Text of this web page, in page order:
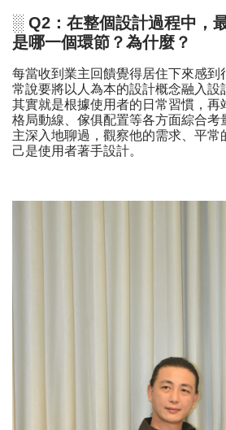
░ Q2：在整個設計過程中，
是哪一個環節？為什麼？
每當收到業主回饋覺得居住下來感到
常說要將以人為本的設計概念融入設
其實就是根據使用者的日常習慣，再
格局動線、傢俱配置等各方面綜合考
主深入地聊過，觀察他的需求、平常
己是使用者著手設計。